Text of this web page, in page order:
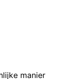
manier